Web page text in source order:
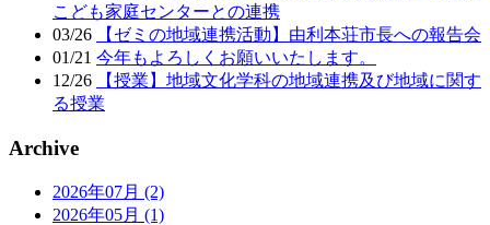
こども家庭センターとの連携
03/26
【ゼミの地域連携活動】由利本荘市長への報告会
01/21 今年もよろしくお願いいたします。
12/26
【授業】地域文化学科の地域連携及び地域に関す
る授業
Archive
2026年07月 (2)
2026年05月 (1)